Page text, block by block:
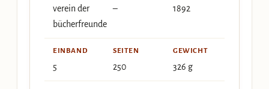
verein der
bücherfreunde
– 1892
EINBAND
5
SEITEN
250
GEWICHT
326 g